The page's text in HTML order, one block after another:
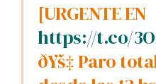
[URGENTE EN
https://t.co/
ðŸš‡ Paro